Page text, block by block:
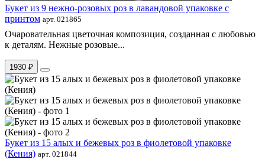
Букет из 9 нежно-розовых роз в лавандовой упаковке с
принтом арт. 021865
Очаровательная цветочная композиция, созданная с любовью
к деталям. Нежные розовые...
1930 ₽
Букет из 15 алых и бежевых роз в фиолетовой упаковке
(Кения) арт. 021844